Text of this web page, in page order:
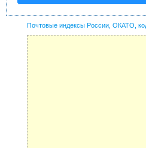
Почтовые индексы России, ОКАТО,